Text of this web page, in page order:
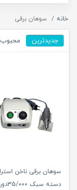
خانه سوهان برقی
جدیدترین
دسته